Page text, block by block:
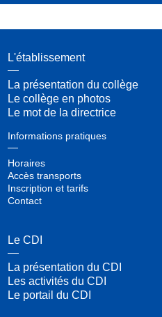
L'établissement
La présentation du collège
Le collège en photos
Le mot de la directrice
Informations pratiques
Horaires
Accès transports
Inscription et tarifs
Contact
Le CDI
La présentation du CDI
Les activités du CDI
Le portail du CDI